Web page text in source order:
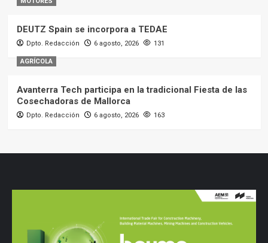
DEUTZ Spain se incorpora a TEDAE
Dpto. Redacción 6 agosto, 2026 131
AGRÍCOLA
Avanterra Tech participa en la tradicional Fiesta de las
Cosechadoras de Mallorca
Dpto. Redacción 6 agosto, 2026 163